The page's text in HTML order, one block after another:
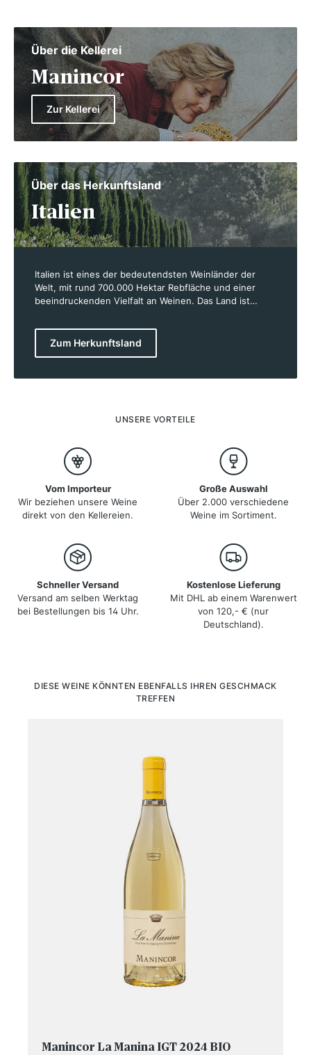
Über die Kellerei
Manincor
Zur Kellerei
Über das Herkunftsland
Italien
Italien ist eines der bedeutendsten Weinländer der
Welt, mit rund 700.000 Hektar Rebfläche und einer
beeindruckenden Vielfalt an Weinen. Das Land ist
Sangiovese, Nebbiolo und Primitivo, die in Regionen
wie der Toskana, Piemont und Apulien gedeihen. Italien
wie den Prosecco. Die Weinbaugebiete erstrecken sich
charakteristischen Weine hervorbringt.
Zum Herkunftsland
UNSERE VORTEILE
Vom Importeur
Wir beziehen unsere Weine
direkt von den Kellereien.
Große Auswahl
Über 2.000 verschiedene
Weine im Sortiment.
Schneller Versand
Versand am selben Werktag
bei Bestellungen bis 14 Uhr.
Kostenlose Lieferung
Mit DHL ab einem Warenwert
von 120,- € (nur
Deutschland).
Produktgalerie überspringen
DIESE WEINE KÖNNTEN EBENFALLS IHREN GESCHMACK
TREFFEN
Manincor La Manina IGT 2024 BIO